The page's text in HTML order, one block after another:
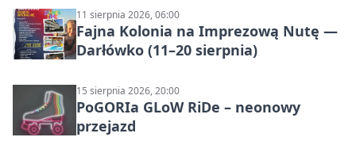
11 sierpnia 2026, 06:00
Fajna Kolonia na Imprezową Nutę —
Darłówko (11–20 sierpnia)
15 sierpnia 2026, 20:00
PoGORIa GLoW RiDe – neonowy
przejazd